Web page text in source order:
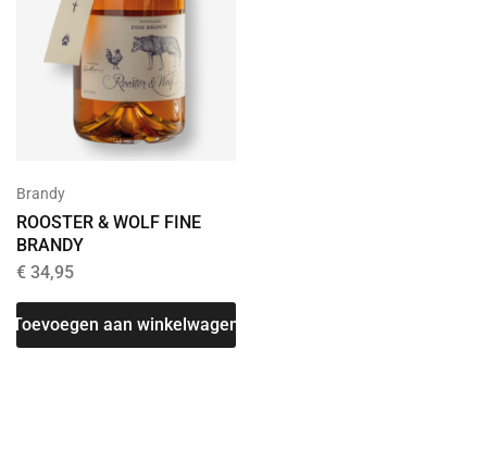
Brandy
ROOSTER & WOLF FINE
BRANDY
€ 34,95
Toevoegen aan winkelwagen